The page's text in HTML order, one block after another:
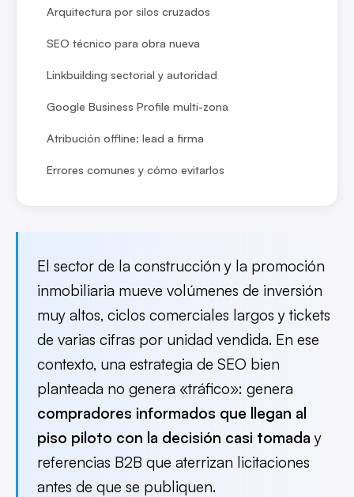
Arquitectura por silos cruzados
SEO técnico para obra nueva
Linkbuilding sectorial y autoridad
Google Business Profile multi-zona
Atribución offline: lead a firma
Errores comunes y cómo evitarlos
El sector de la construcción y la promoción
inmobiliaria mueve volúmenes de inversión
muy altos, ciclos comerciales largos y tickets
de varias cifras por unidad vendida. En ese
contexto, una estrategia de SEO bien
planteada no genera «tráfico»: genera
compradores informados que llegan al
piso piloto con la decisión casi tomada y
referencias B2B que aterrizan licitaciones
antes de que se publiquen.